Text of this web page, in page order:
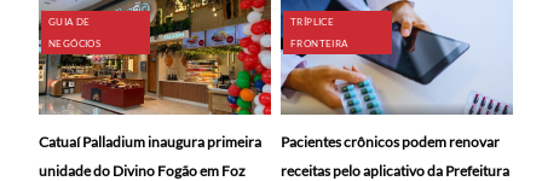
GUIA DE
NEGÓCIOS
Catuaí Palladium inaugura primeira
unidade do Divino Fogão em Foz
TRÍPLICE
FRONTEIRA
Pacientes crônicos podem renovar
receitas pelo aplicativo da Prefeitura